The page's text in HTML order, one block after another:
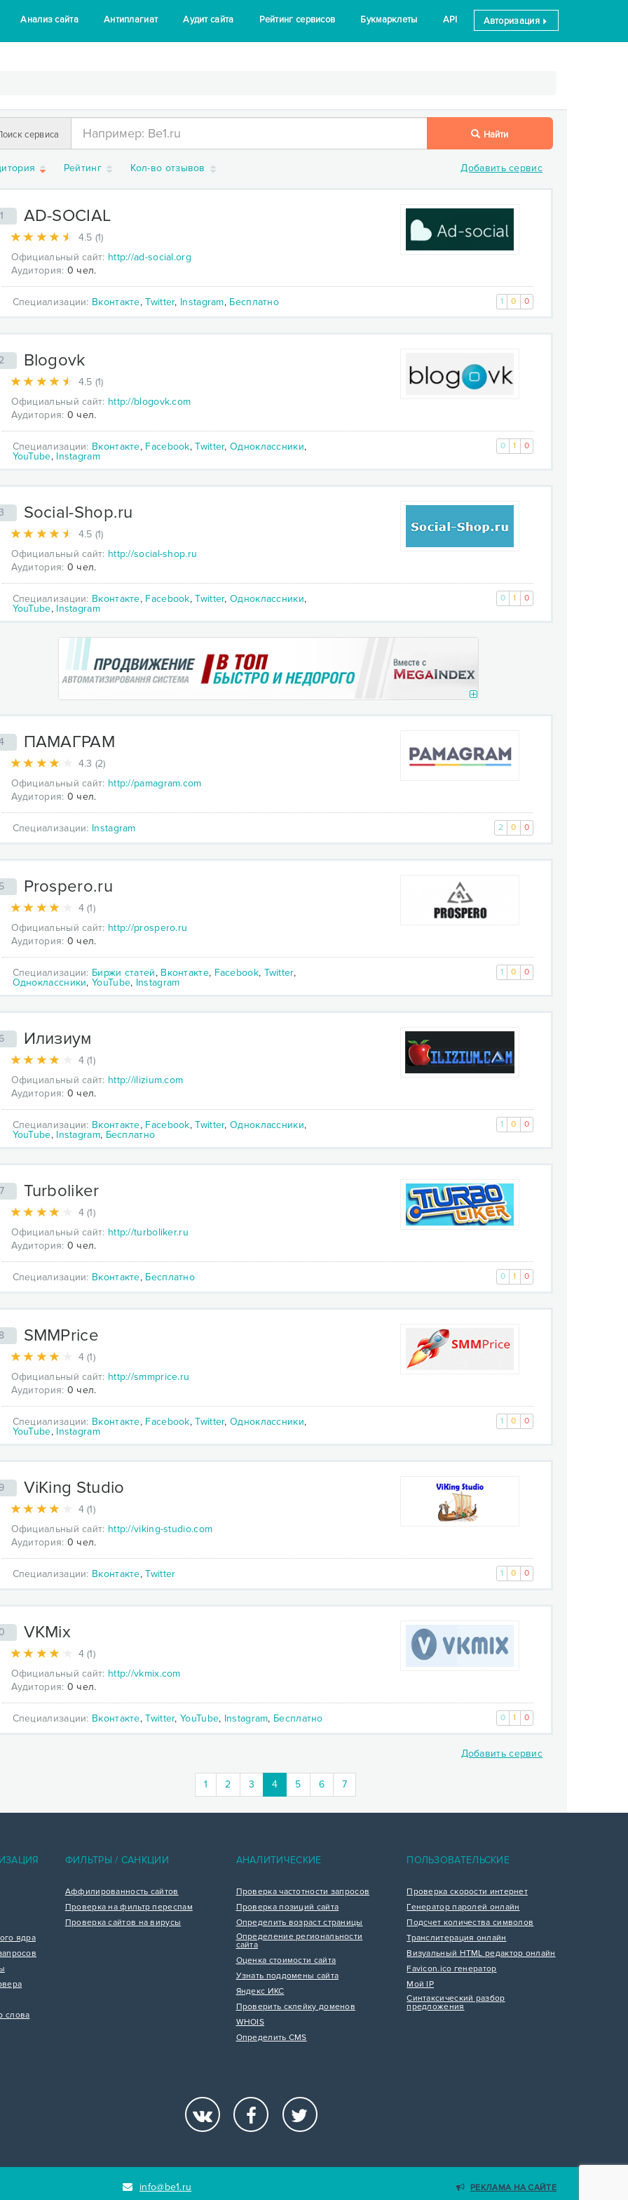
Анализ сайта Антиплагиат Аудит сайта Рейтинг сервисов Букмарклеты API Авторизация
сервиса Найти
Рейтинг Кол-во отзывов Добавить сервис
AD-SOCIAL
4.5 (1)
Официальный сайт: http://ad-social.org
Аудитория: 0 чел.
Специализации: Вконтакте,Twitter, Instagram, Бесплатно 1 0 0
Blogovk
4.5 (1)
Официальный сайт: http://blogovk.com
Аудитория: 0 чел.
Специализации: Вконтакте, Facebook,Twitter,Одноклассники,
YouTube, Instagram
0 1 0
Social-Shop.ru
4.5 (1)
Официальный сайт: http://social-shop.ru
Аудитория: 0 чел.
Специализации: Вконтакте, Facebook,Twitter,Одноклассники,
YouTube, Instagram
0 1 0
ПАМАГРАМ
4.3 (2)
Официальный сайт: http://pamagram.com
Аудитория: 0 чел.
Специализации: Instagram 2 0 0
Prospero.ru
4 (1)
Официальный сайт: http://prospero.ru
Аудитория: 0 чел.
Специализации: Биржи статей, Вконтакте, Facebook, Twitter,
Одноклассники,YouTube, Instagram
1 0 0
Илизиум
4 (1)
Официальный сайт: http://ilizium.com
Аудитория: 0 чел.
Специализации: Вконтакте, Facebook,Twitter,Одноклассники,
YouTube, Instagram, Бесплатно
1 0 0
Turboliker
4 (1)
Официальный сайт: http://turboliker.ru
Аудитория: 0 чел.
Специализации: Вконтакте, Бесплатно 0 1 0
SMMPrice
4 (1)
Официальный сайт: http://smmprice.ru
Аудитория: 0 чел.
Специализации: Вконтакте, Facebook,Twitter,Одноклассники,
YouTube, Instagram
1 0 0
ViKing Studio
4 (1)
Официальный сайт: http://viking-studio.com
Аудитория: 0 чел.
Специализации: Вконтакте,Twitter 1 0 0
VKMix
4 (1)
Официальный сайт: http://vkmix.com
Аудитория: 0 чел.
Специализации: Вконтакте,Twitter,YouTube, Instagram, Бесплатно 0 1 0
Добавить сервис
1 2 3 4(current)
5 6 7
ядра
слова
ФИЛЬТРЫ / САНКЦИИ
Аффилированность сайтов
Проверка на фильтр переспам
Проверка сайтов на вирусы
АНАЛИТИЧЕСКИЕ
Проверка частотности запросов
Проверка позиций сайта
Определить возраст страницы
Определение региональности
сайта
Оценка стоимости сайта
Узнать поддомены сайта
Яндекс ИКС
Проверить склейку доменов
WHOIS
Определить CMS
ПОЛЬЗОВАТЕЛЬСКИЕ
Проверка скорости интернет
Генератор паролей онлайн
Подсчет количества символов
Транслитерация онлайн
Визуальный HTML редактор онлайн
Favicon.ico генератор
Мой IP
Синтаксический разбор
предложения
info@be1.ru РЕКЛАМА НА САЙТЕ